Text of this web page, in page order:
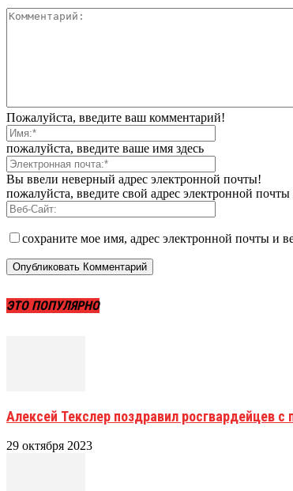
Пожалуйста, введите ваш комментарий!
пожалуйста, введите ваше имя здесь
Вы ввели неверный адрес электронной почты!
пожалуйста, введите свой адрес электронной почты
сохраните мое имя, адрес электронной почты и
ЭТО ПОПУЛЯРНО
Алексей Текслер поздравил росгвардейцев
29 октября 2023